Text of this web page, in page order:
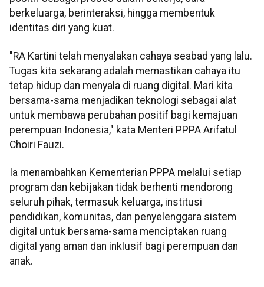
berkeluarga, berinteraksi, hingga membentuk
identitas diri yang kuat.
"RA Kartini telah menyalakan cahaya seabad yang lalu.
Tugas kita sekarang adalah memastikan cahaya itu
tetap hidup dan menyala di ruang digital. Mari kita
bersama-sama menjadikan teknologi sebagai alat
untuk membawa perubahan positif bagi kemajuan
perempuan Indonesia," kata Menteri PPPA Arifatul
Choiri Fauzi.
Ia menambahkan Kementerian PPPA melalui setiap
program dan kebijakan tidak berhenti mendorong
seluruh pihak, termasuk keluarga, institusi
pendidikan, komunitas, dan penyelenggara sistem
digital untuk bersama-sama menciptakan ruang
digital yang aman dan inklusif bagi perempuan dan
anak.